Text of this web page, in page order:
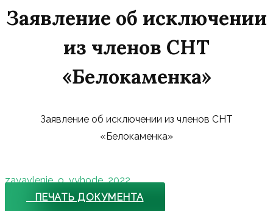
Заявление об исключении
из членов СНТ
«Белокаменка»
Заявление об исключении из членов СНТ
«Белокаменка»
zayavlenie_o_vyhode_2022
ПЕЧАТЬ ДОКУМЕНТА